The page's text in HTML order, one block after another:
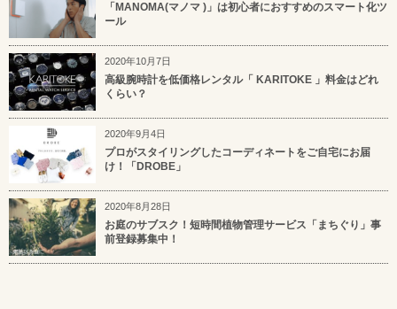
「MANOMA(マノマ )」は初心者におすすめのスマート化ツ
ール
2020年10月7日
高級腕時計を低価格レンタル「 KARITOKE 」料金はどれ
くらい？
2020年9月4日
プロがスタイリングしたコーディネートをご自宅にお届
け！「DROBE」
2020年8月28日
お庭のサブスク！短時間植物管理サービス「まちぐり」事
前登録募集中！